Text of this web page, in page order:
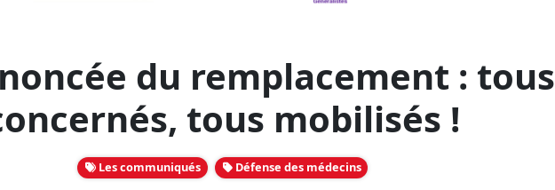
du remplacement : tous
tous mobilisés !
Les communiqués Défense des médecins